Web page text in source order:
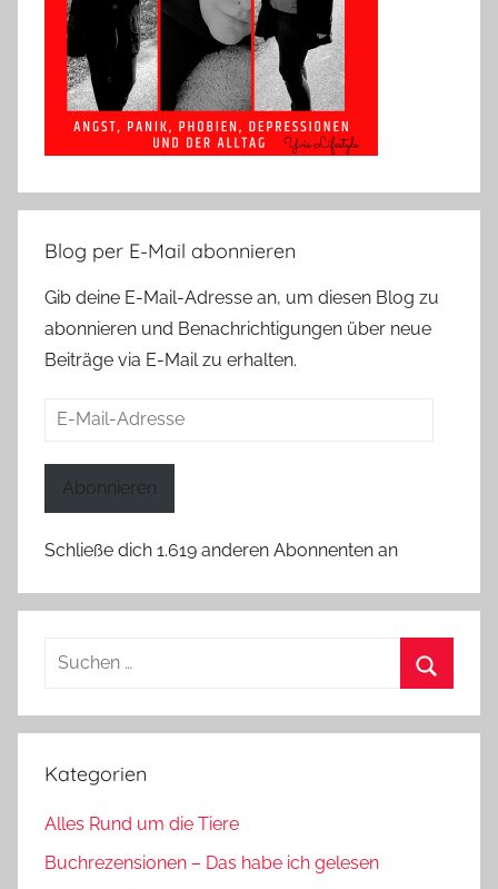
Blog per E-Mail abonnieren
Gib deine E-Mail-Adresse an, um diesen Blog zu
abonnieren und Benachrichtigungen über neue
Beiträge via E-Mail zu erhalten.
E-
Abonnieren
Schließe dich 1.619 anderen Abonnenten an
Suchen
Kategorien
Alles Rund um die Tiere
Buchrezensionen – Das habe ich gelesen